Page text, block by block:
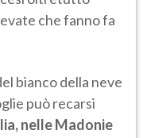
che fanno fa
bianco della neve
può recarsi
nelle Madonie